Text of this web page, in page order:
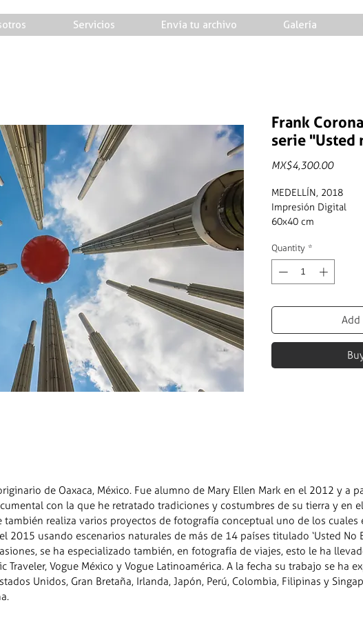
Servicios Envía tu archivo Galería
Frank
serie "Usted
MX$4,300.00Price
MEDELLÍN, 2018
Impresión Digital
60x40 cm
Quantity *
Add
de Oaxaca, México. Fue alumno de Mary Ellen Mark en el 2012 y a
con la que he retratado tradiciones y costumbres de su tierra y en
realiza varios proyectos de fotografía conceptual uno de los cuales
usando escenarios naturales de más de 14 países titulado ‘Usted No
se ha especializado también, en fotografía de viajes, esto le ha
Traveler, Vogue México y Vogue Latinoamérica. A la fecha su trabajo se ha
Unidos, Gran Bretaña, Irlanda, Japón, Perú, Colombia, Filipinas y